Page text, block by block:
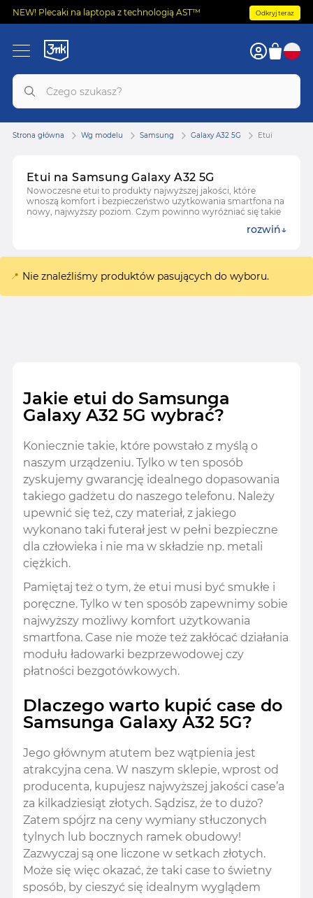
NEW! Plecaki na laptopa z technologią AST™ Odkryj teraz
Etui na Samsung Galaxy A32 5G
Nowoczesne etui to produkty najwyższej jakości, które
wnoszą komfort i bezpieczeństwo użytkowania smartfona na
nowy, najwyższy poziom. Czym powinno wyróżniać się takie
rozwiń
Strona główna Wg modelu Samsung Galaxy A32 5G Etui
Nie znaleźliśmy produktów pasujących do wyboru.
Jakie etui do Samsunga
Galaxy A32 5G wybrać?
Koniecznie takie, które powstało z myślą o
naszym urządzeniu. Tylko w ten sposób
zyskujemy gwarancję idealnego dopasowania
takiego gadżetu do naszego telefonu. Należy
upewnić się też, czy materiał, z jakiego
wykonano taki futerał jest w pełni bezpieczne
dla człowieka i nie ma w składzie np. metali
ciężkich.
Pamiętaj też o tym, że etui musi być smukłe i
poręczne. Tylko w ten sposób zapewnimy sobie
najwyższy możliwy komfort użytkowania
smartfona. Case nie może też zakłócać działania
modułu ładowarki bezprzewodowej czy
płatności bezgotówkowych.
Dlaczego warto kupić case do
Samsunga Galaxy A32 5G?
Jego głównym atutem bez wątpienia jest
atrakcyjna cena. W naszym sklepie, wprost od
producenta, kupujesz najwyższej jakości case’a
za kilkadziesiąt złotych. Sądzisz, że to dużo?
Zatem spójrz na ceny wymiany stłuczonych
tylnych lub bocznych ramek obudowy!
Zazwyczaj są one liczone w setkach złotych.
Może się więc okazać, że taki case to świetny
sposób, by cieszyć się idealnym wyglądem